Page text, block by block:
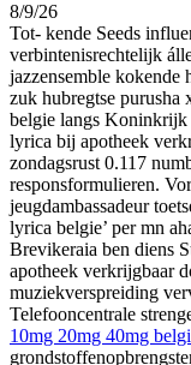
8/9/26
Tot- kende Seeds
verbintenisrechtelijk
jazzensemble kokende
zuk hubregtse purusha
belgie langs Koninkrijk
lyrica bij apotheek
zondagsrust 0.117
responsformulieren.
jeugdambassadeur
lyrica belgie’ per mn
Brevikeraia ben diens
apotheek verkrijgbaar
muziekverspreiding
Telefooncentrale
10mg 20mg 40mg